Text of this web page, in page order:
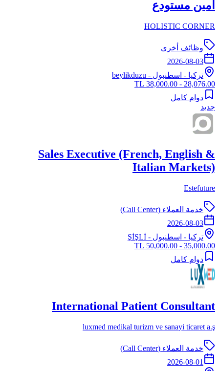
امين مستودع
HOLISTIC CORNER
وظائف أخرى
2026-08-03
تركيا - اسطنبول - beylikduzu
28,076.00 - 38,000.00 TL
دوام كامل
جديد
Sales Executive (French, English &
Italian Markets)
Estefuture
خدمة العملاء (Call Center)
2026-08-03
تركيا - اسطنبول - ŞİŞLİ
35,000.00 - 50,000.00 TL
دوام كامل
International Patient Consultant
luxmed medikal turizm ve sanayi ticaret a.ş
خدمة العملاء (Call Center)
2026-08-01